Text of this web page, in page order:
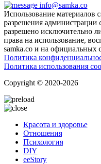
info@samka.co
Использование материалов
разрешения администрации
разрешено исключительно
права на использование,
samka.co и на официальных
Политика
Политика использования
Copyright © 2020-2026
Красота и здоровье
Отношения
Психология
DIY
ееStory